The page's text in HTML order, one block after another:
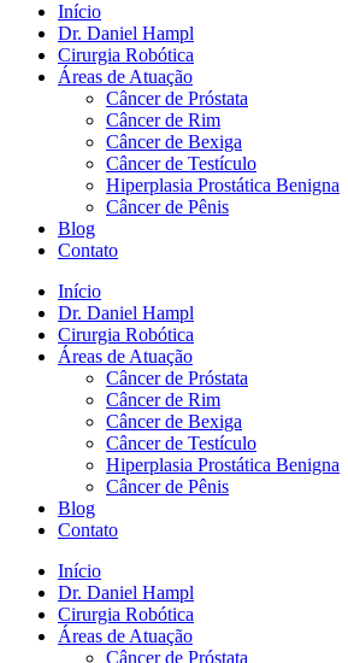
Início
Dr. Daniel Hampl
Cirurgia Robótica
Áreas de Atuação
Câncer de Próstata
Câncer de Rim
Câncer de Bexiga
Câncer de Testículo
Hiperplasia Prostática Benigna
Câncer de Pênis
Blog
Contato
Início
Dr. Daniel Hampl
Cirurgia Robótica
Áreas de Atuação
Câncer de Próstata
Câncer de Rim
Câncer de Bexiga
Câncer de Testículo
Hiperplasia Prostática Benigna
Câncer de Pênis
Blog
Contato
Início
Dr. Daniel Hampl
Cirurgia Robótica
Áreas de Atuação
Câncer de Próstata